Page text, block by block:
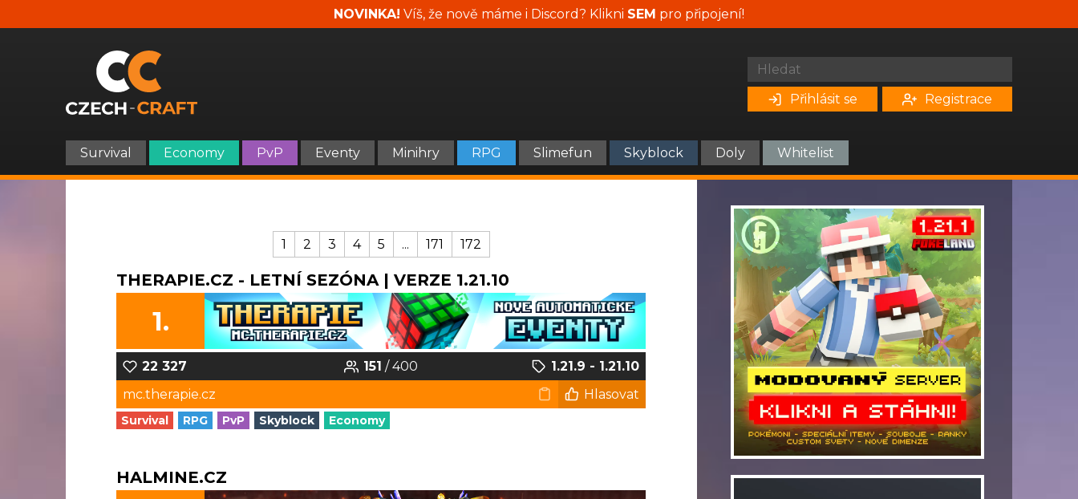
NOVINKA! Víš, že nově máme i Discord? Klikni SEM pro připojení!
Přihlásit se Registrace
Survival Economy PvP Eventy Minihry RPG Slimefun Skyblock Doly Whitelist
1 2 3 4 5 ... 171 172
THERAPIE.CZ - LETNÍ SEZÓNA | VERZE 1.21.10
1.
22 327 151 / 400
1.21.9 - 1.21.10
mc.therapie.cz
Hlasovat
Survival RPG PvP Skyblock Economy
HALMINE.CZ